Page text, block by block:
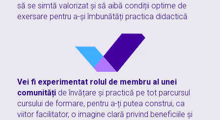
să se simtă valorizat și să aibă condiții optime de
exersare pentru a-și îmbunătăți practica didactică
Vei fi experimentat rolul de membru al unei
comunități de învățare și practică pe tot parcursul
cursului de formare, pentru a-ți putea construi, ca
viitor facilitator, o imagine clară privind beneficiile și